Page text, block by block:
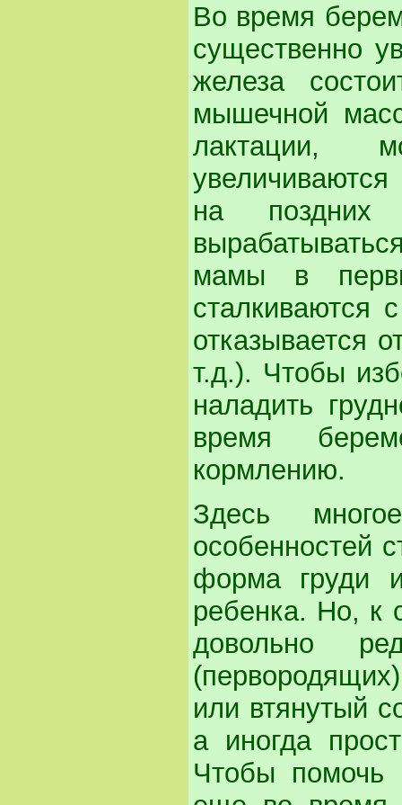
Во время
существенно
железа
мышечной
лактации,
на
мамы в
сталкиваются
отказывается
т.д.). Чтобы
наладить
время
кормлению.
Здесь
особенностей
форма груди
ребенка. Но, к
довольно
или втянутый
а иногда
Чтобы помочь